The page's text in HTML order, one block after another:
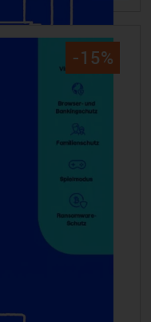
-15%
3 Jahre